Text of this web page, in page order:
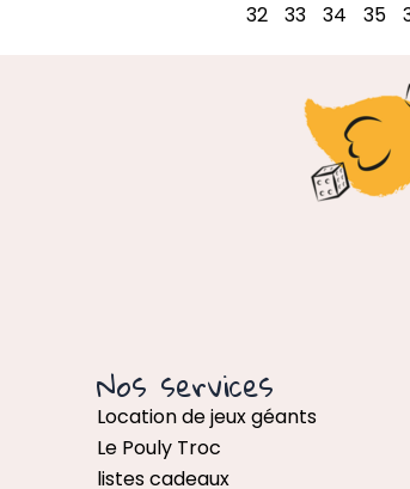
32 33 34 35
Nos services
Location de jeux géants
Le Pouly Troc
listes cadeaux